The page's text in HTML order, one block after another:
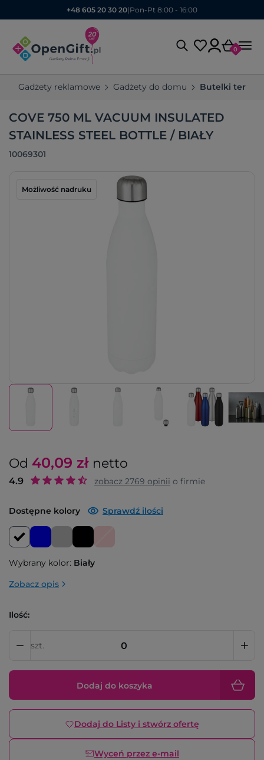
+48 605 20 30 20| Pon-Pt 8:00 - 16:00
0
Gadżety reklamowe Gadżety do domu Butelki
COVE 750 ML VACUUM INSULATED
STAINLESS STEEL BOTTLE / BIAŁY
10069301
Możliwość nadruku
Od 40,09 zł netto
4.9 zobacz 2769 opinii o firmie
Dostępne kolory Sprawdź ilości
Wybrany kolor: Biały
Zobacz opis
Ilość:
szt.
Dodaj do koszyka
Dodaj do Listy i stwórz ofertę
Wyceń przez e-mail